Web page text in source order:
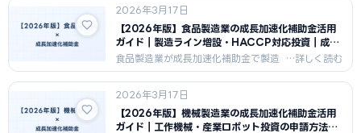
活用方法と、製造業が採択されやすい
事業計画書の書き方を詳しく説明しま
す。
2026年3月17日
【2026年版】食品製造業の成長加速化補助金活用
ガイド｜製造ライン増設・HACCP対応投資｜成長
加速化補助金ナビ
食品製造業が成長加速化補助金で製造
ライン増設・HACCP対応・食品加工
設備投資を行うための申請戦略を解
説。食品業界特有の設備投資と100億
円成長戦略の組み立て方を紹介しま
す。
2026年3月17日
【2026年版】機械製造業の成長加速化補助金活用
ガイド｜工作機械・産業ロボット投資の申請方法｜